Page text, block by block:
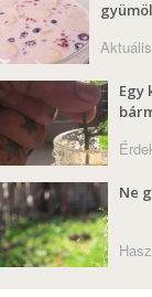
Aktuális
Egy
Ne